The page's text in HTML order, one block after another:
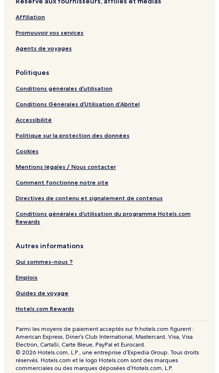
Affiliation
Promouvoir vos services
Agents de voyages
Politiques
Conditions générales d’utilisation
Conditions Générales d’Utilisation d’Abritel
Accessibilité
Politique sur la protection des données
Cookies
Mentions légales / Nous contacter
Comment fonctionne notre site
Directives de contenu et signalement de contenus
Conditions générales d’utilisation du programme Hotels.com
Rewards
Autres informations
Qui sommes-nous ?
Emplois
Guides de voyage
Hotels.com Rewards
Parmi les moyens de paiement acceptés sur fr.hotels.com figurent :
American Express, Diner’s Club International, Mastercard, Visa, Visa
Electron, CartaSi, Carte Bleue, PayPal et Eurocard.
© 2026 Hotels.com, L.P., une entreprise d’Expedia Group. Tous droits
réservés. Hotels.com et le logo Hotels.com sont des marques
commerciales ou des marques déposées d’Hotels.com, L.P.